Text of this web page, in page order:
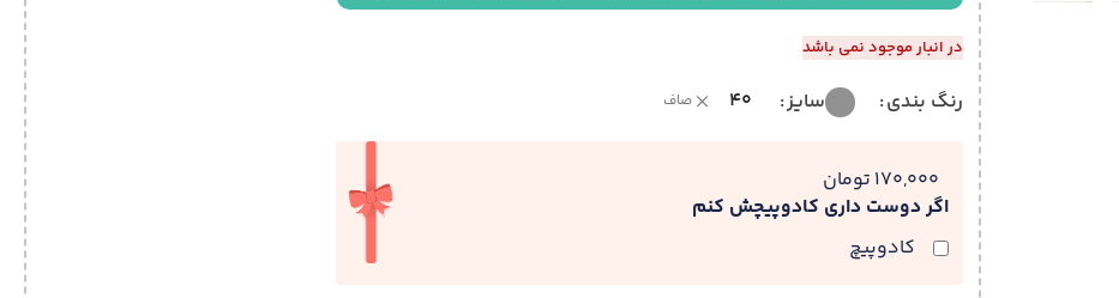
در انبار موجود نمی باشد
رنگ بندی سایز 40 صاف
اگر دوست داری کادوپیچش کنم
کادوپیچ
170,000 تومان